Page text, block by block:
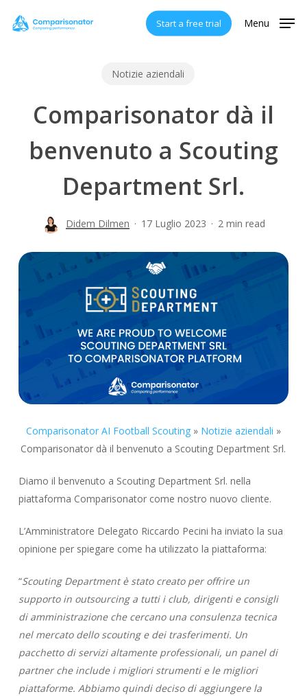
Start a free trial Menu
Notizie aziendali
Comparisonator dà il
benvenuto a Scouting
Department Srl.
Didem Dilmen 17 Luglio 2023 2 min read
Comparisonator AI Football Scouting» Notizie aziendali »
Comparisonator dà il benvenuto a Scouting Department Srl.
Diamo il benvenuto a Scouting Department Srl. nella
piattaforma Comparisonator come nostro nuovo cliente.
L’Amministratore Delegato Riccardo Pecini ha inviato la sua
opinione per spiegare come ha utilizzato la piattaforma:
“Scouting Department è stato creato per offrire un
supporto in outsourcing a tutti i club, dirigenti e consigli
di amministrazione che cercano una consulenza tecnica
nel mercato dello scouting e dei trasferimenti. Un
pacchetto di servizi altamente professionali, un panel di
partner che include i migliori strumenti e le migliori
piattaforme. Abbiamo quindi deciso di aggiungere la